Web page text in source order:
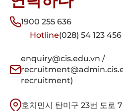
1900 255 636
Hotline(028) 54 123
enquiry@cis.edu.vn /
recruitment)
호치민시 탄미구 23번 도로 7